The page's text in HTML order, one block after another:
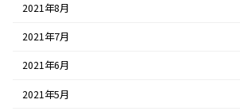
2021年8月
2021年7月
2021年6月
2021年5月